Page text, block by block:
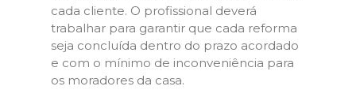
cada cliente. O profissional deverá
trabalhar para garantir que cada reforma
seja concluída dentro do prazo acordado
e com o mínimo de inconveniência para
os moradores da casa.